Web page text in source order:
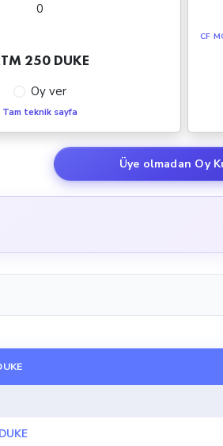
0
250 DUKE
Oy ver
Tam teknik sayfa
CF
Üye olmadan Oy